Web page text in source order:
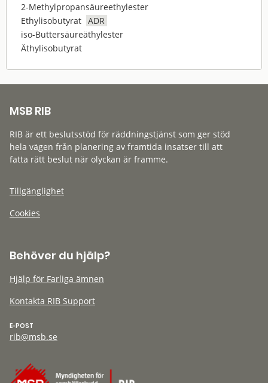
2-Methylpropansäureethylester
Ethylisobutyrat ADR
iso-Buttersäureäthylester
Äthylisobutyrat
MSB RIB
RIB är ett beslutsstöd för räddningstjänst som ger stöd
hela vägen från planering av framtida insatser till att
fatta rätt beslut när olyckan är framme.
Tillgänglighet
Cookies
Behöver du hjälp?
Hjälp för Farliga ämnen
Kontakta RIB Support
E-POST
rib@msb.se